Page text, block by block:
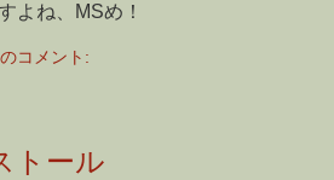
よね、MSめ！
コメント:
トール